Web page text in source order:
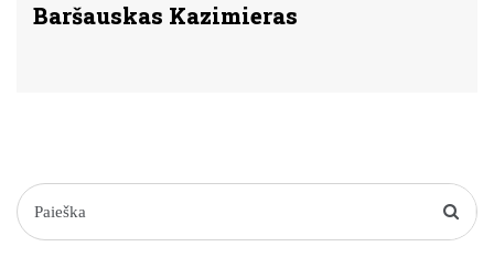
Baršauskas Kazimieras